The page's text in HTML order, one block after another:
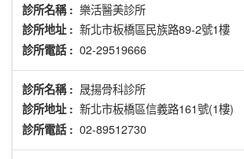
診所名稱 : 樂活醫美診所
診所地址 : 新北市板橋區民族路89-2號1樓
診所電話 : 02-29519666
診所名稱 : 晟揚骨科診所
診所地址 : 新北市板橋區信義路161號(1樓)
診所電話 : 02-89512730